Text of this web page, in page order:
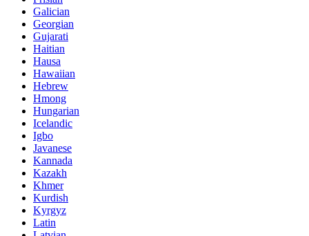
Galician
Georgian
Gujarati
Haitian
Hausa
Hawaiian
Hebrew
Hmong
Hungarian
Icelandic
Igbo
Javanese
Kannada
Kazakh
Khmer
Kurdish
Kyrgyz
Latin